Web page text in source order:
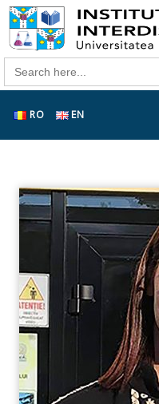
Search
for:
RO EN